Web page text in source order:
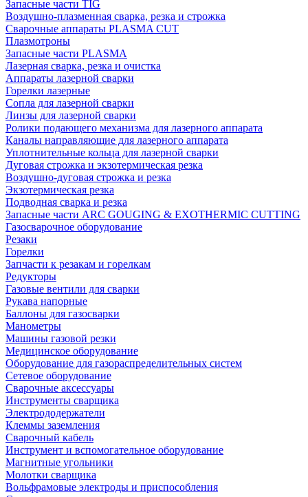
Запасные части TIG
Воздушно-плазменная сварка, резка и строжка
Сварочные аппараты PLASMA CUT
Плазмотроны
Запасные части PLASMA
Лазерная сварка, резка и очистка
Аппараты лазерной сварки
Горелки лазерные
Сопла для лазерной сварки
Линзы для лазерной сварки
Ролики подающего механизма для лазерного аппарата
Каналы направляющие для лазерного аппарата
Уплотнительные кольца для лазерной сварки
Дуговая строжка и экзотермическая резка
Воздушно-дуговая строжка и резка
Экзотермическая резка
Подводная сварка и резка
Запасные части ARC GOUGING & EXOTHERMIC CUTTING
Газосварочное оборудование
Резаки
Горелки
Запчасти к резакам и горелкам
Редукторы
Газовые вентили для сварки
Рукава напорные
Баллоны для газосварки
Манометры
Машины газовой резки
Медицинское оборудование
Оборудование для газораспределительных систем
Сетевое оборудование
Сварочные аксессуары
Инструменты сварщика
Электрододержатели
Клеммы заземления
Сварочный кабель
Инструмент и вспомогательное оборудование
Магнитные угольники
Молотки сварщика
Вольфрамовые электроды и приспособления